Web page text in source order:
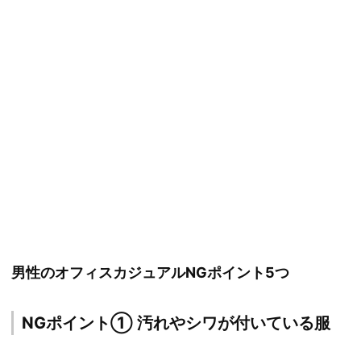
男性のオフィスカジュアルNGポイント5つ
NGポイント① 汚れやシワが付いている服